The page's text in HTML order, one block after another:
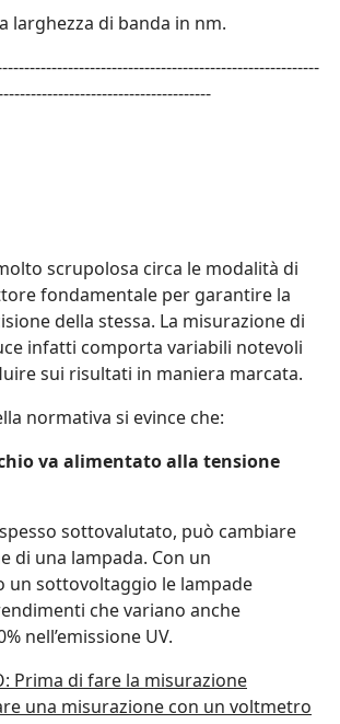
larghezza di banda in nm.
scrupolosa circa le modalità di
fondamentale per garantire la
della stessa. La misurazione di
infatti comporta variabili notevoli
sui risultati in maniera marcata.
normativa si evince che:
va alimentato alla tensione
sottovalutato, può cambiare
di una lampada. Con un
un sottovoltaggio le lampade
che variano anche
nell’emissione UV.
Prima di fare la misurazione
una misurazione con un voltmetro